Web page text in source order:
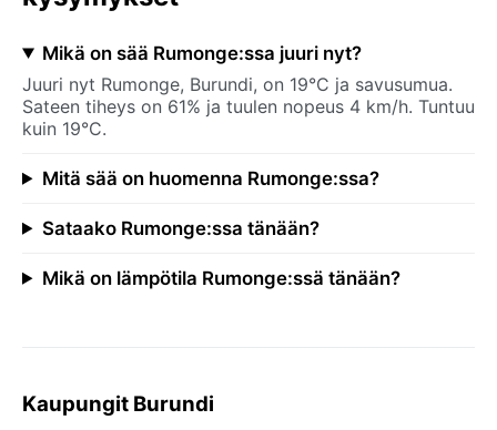
Mikä on sää Rumonge:ssa juuri nyt?
Juuri nyt Rumonge, Burundi, on 19°C ja savusumua.
Sateen tiheys on 61% ja tuulen nopeus 4 km/h. Tuntuu
kuin 19°C.
Mitä sää on huomenna Rumonge:ssa?
Sataako Rumonge:ssa tänään?
Mikä on lämpötila Rumonge:ssä tänään?
Kaupungit Burundi